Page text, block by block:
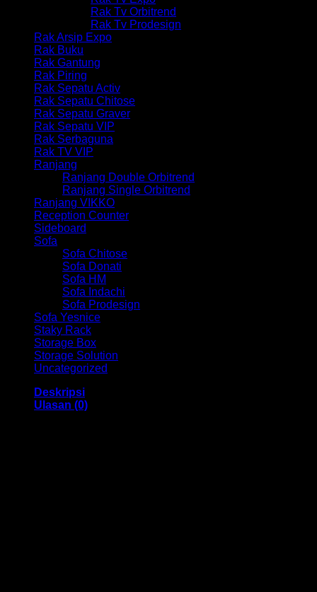
Rak Tv Orbitrend
Rak Tv Prodesign
Rak Arsip Expo
Rak Buku
Rak Gantung
Rak Piring
Rak Sepatu Activ
Rak Sepatu Chitose
Rak Sepatu Graver
Rak Sepatu VIP
Rak Serbaguna
Rak TV VIP
Ranjang
Ranjang Double Orbitrend
Ranjang Single Orbitrend
Ranjang VIKKO
Reception Counter
Sideboard
Sofa
Sofa Chitose
Sofa Donati
Sofa HM
Sofa Indachi
Sofa Prodesign
Sofa Yesnice
Staky Rack
Storage Box
Storage Solution
Uncategorized
Deskripsi
Ulasan (0)